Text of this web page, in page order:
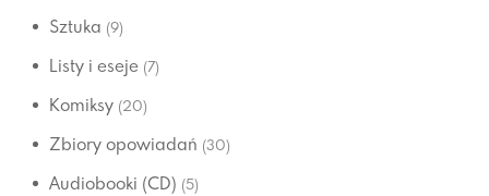
Sztuka (9)
Listy i eseje (7)
Komiksy (20)
Zbiory opowiadań (30)
Audiobooki (CD) (5)